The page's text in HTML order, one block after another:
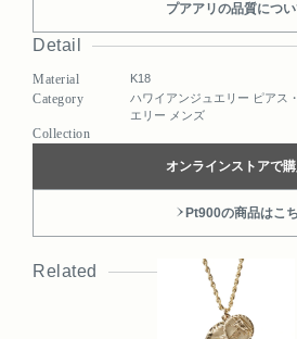
プアアリの品質につ
Detail
Material K18
Category ハワイアンジュエリー ピアス
エリー メンズ
Collection
オンラインストアで
Pt900の商品はこ
Related